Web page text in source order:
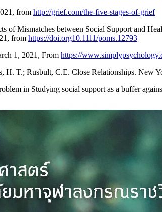
from http://grief.com/the-five-stages-of-grief
Mismatches between Social Support and
from https://doi.org10.1111/poms.12793
1, 2021, From https://
T.; Rusbult, C.E. Close Relationships. New
in Studying social support as a buffer